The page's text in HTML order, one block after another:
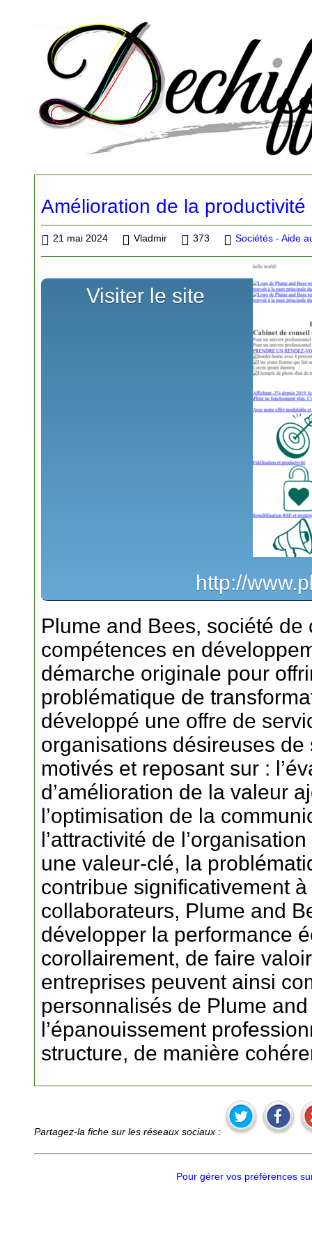
Amélioration de la
21 mai 2024 Vladmir 373 Sociétés - Aide
Visiter le site
http://
Plume and Bees, société
compétences en
démarche originale pour
problématique de
développé une offre de
organisations désireuses
motivés et reposant sur :
d’amélioration de la valeur
l’optimisation de la
l’attractivité de
une valeur-clé, la
contribue significativement
collaborateurs, Plume and
développer la performance
corollairement, de faire
entreprises peuvent ainsi
personnalisés de Plume
l’épanouissement
structure, de manière
Partagez-la fiche sur les réseaux sociaux :
Pour gérer vos préférences